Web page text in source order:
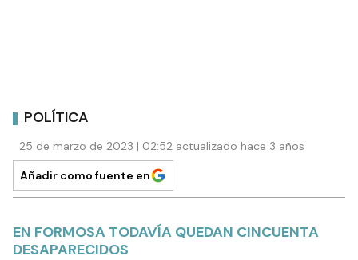
POLÍTICA
25 de marzo de 2023 | 02:52 actualizado hace 3 años
Añadir como fuente en
EN FORMOSA TODAVÍA QUEDAN CINCUENTA
DESAPARECIDOS